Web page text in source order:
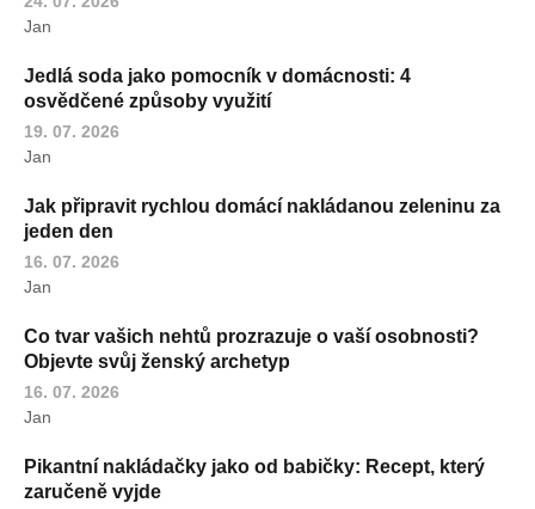
Jan
Jedlá soda jako pomocník v domácnosti: 4
osvědčené způsoby využití
19. 07. 2026
Jan
Jak připravit rychlou domácí nakládanou zeleninu za
jeden den
16. 07. 2026
Jan
Co tvar vašich nehtů prozrazuje o vaší osobnosti?
Objevte svůj ženský archetyp
16. 07. 2026
Jan
Pikantní nakládačky jako od babičky: Recept, který
zaručeně vyjde